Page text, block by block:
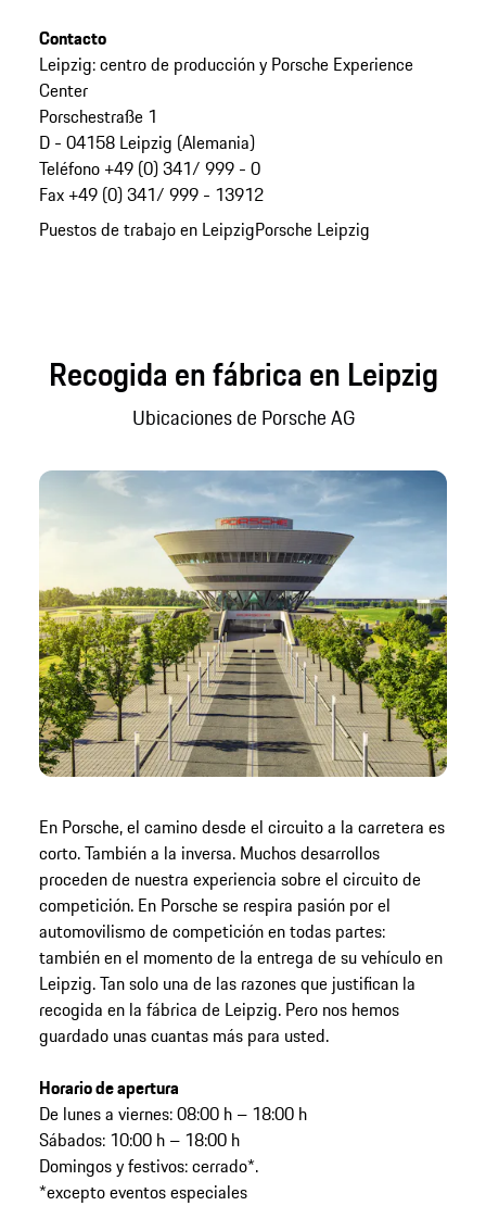
Contacto
Leipzig: centro de producción y Porsche Experience
Center
Porschestraße 1
D - 04158 Leipzig (Alemania)
Teléfono +49 (0) 341/ 999 - 0
Fax +49 (0) 341/ 999 - 13912
Puestos de trabajo en LeipzigPorsche Leipzig
Recogida en fábrica en Leipzig
Ubicaciones de Porsche AG
En Porsche, el camino desde el circuito a la carretera es
corto. También a la inversa. Muchos desarrollos
proceden de nuestra experiencia sobre el circuito de
competición. En Porsche se respira pasión por el
automovilismo de competición en todas partes:
también en el momento de la entrega de su vehículo en
Leipzig. Tan solo una de las razones que justifican la
recogida en la fábrica de Leipzig. Pero nos hemos
guardado unas cuantas más para usted.
Horario de apertura
De lunes a viernes: 08:00 h – 18:00 h
Sábados: 10:00 h – 18:00 h
Domingos y festivos: cerrado*.
*excepto eventos especiales